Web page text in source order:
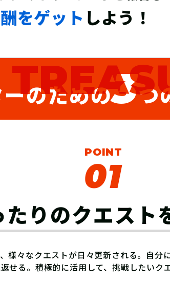
をゲット しよう！
のための3つ
POINT
01
りのクエスト
様々なクエストが日々更新される。自分
せる。積極的に活用して、挑戦したいク